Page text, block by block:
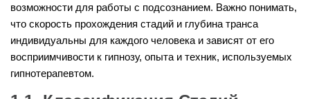
возможности для работы с подсознанием. Важно понимать,
что скорость прохождения стадий и глубина транса
индивидуальны для каждого человека и зависят от его
восприимчивости к гипнозу, опыта и техник, используемых
гипнотерапевтом.